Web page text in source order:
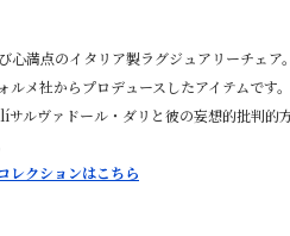
心満点のイタリア製ラグジュアリーチェア
ルメ社からプロデュースしたアイテムです。
ルヴァドール・ダリと彼の妄想的批判的
クションはこちら